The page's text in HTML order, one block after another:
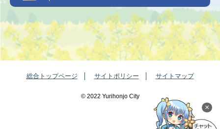
×
総合トップページ サイトポリシー サイトマップ
©️ 2022 Yurihonjo City